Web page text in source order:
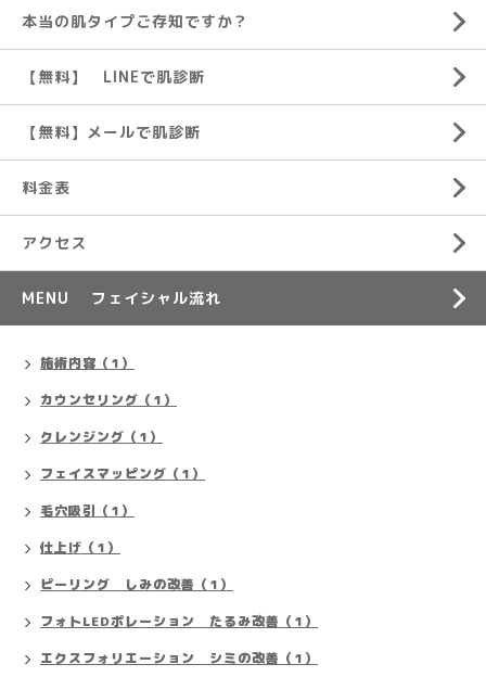
本当の肌タイプご存知ですか？
【無料】 LINEで肌診断
【無料】メールで肌診断
料金表
アクセス
MENU フェイシャル流れ
施術内容（1）
カウンセリング（1）
クレンジング（1）
フェイスマッピング（1）
毛穴吸引（1）
仕上げ（1）
ピーリング しみの改善（1）
フォトLEDポレーション たるみ改善（1）
エクスフォリエーション シミの改善（1）